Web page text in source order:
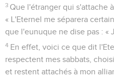
3 Que l'étranger qui s'attache
« L'Eternel me séparera
que l'eunuque ne dise pas : «
4 En effet, voici ce que dit
respectent mes sabbats,
et restent attachés à mon